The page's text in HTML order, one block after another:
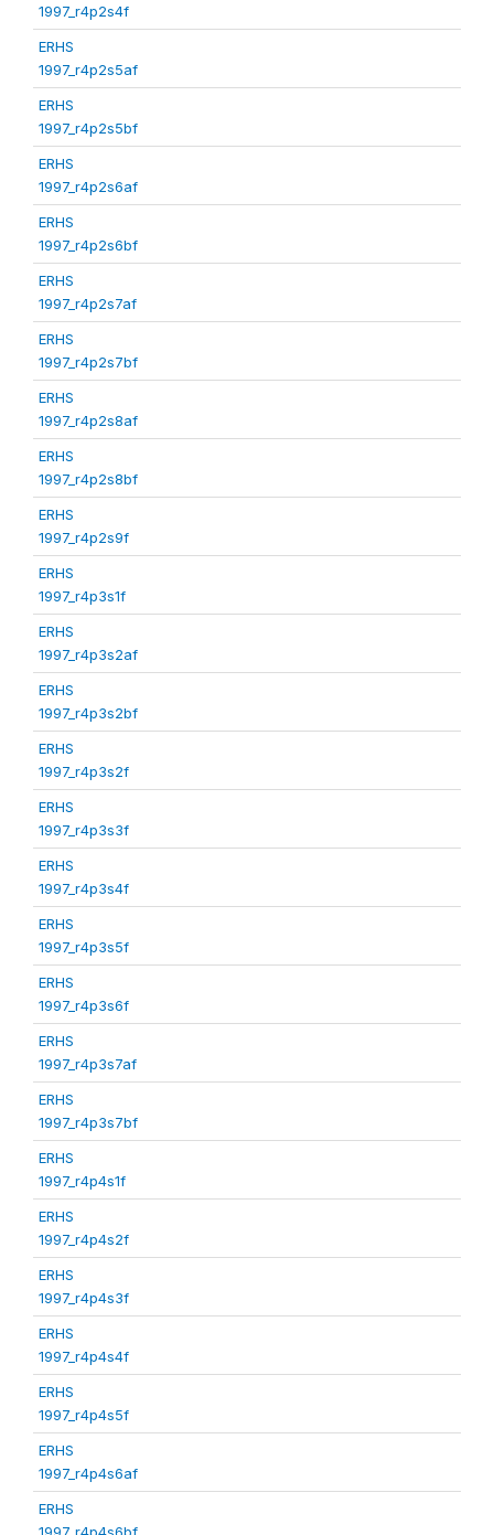
1997_r4p2s4f
ERHS
1997_r4p2s5af
ERHS
1997_r4p2s5bf
ERHS
1997_r4p2s6af
ERHS
1997_r4p2s6bf
ERHS
1997_r4p2s7af
ERHS
1997_r4p2s7bf
ERHS
1997_r4p2s8af
ERHS
1997_r4p2s8bf
ERHS
1997_r4p2s9f
ERHS
1997_r4p3s1f
ERHS
1997_r4p3s2af
ERHS
1997_r4p3s2bf
ERHS
1997_r4p3s2f
ERHS
1997_r4p3s3f
ERHS
1997_r4p3s4f
ERHS
1997_r4p3s5f
ERHS
1997_r4p3s6f
ERHS
1997_r4p3s7af
ERHS
1997_r4p3s7bf
ERHS
1997_r4p4s1f
ERHS
1997_r4p4s2f
ERHS
1997_r4p4s3f
ERHS
1997_r4p4s4f
ERHS
1997_r4p4s5f
ERHS
1997_r4p4s6af
ERHS
1997_r4p4s6bf